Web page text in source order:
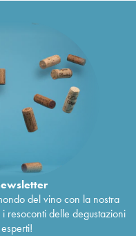
del vino con la nostra
resoconti delle degustazioni